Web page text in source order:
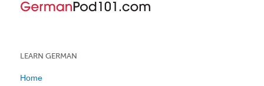
LEARN GERMAN
Home